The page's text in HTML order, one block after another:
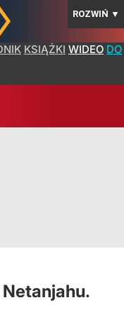
ROZWIŃ ▼
KSIĄŻKI WIDEO DO